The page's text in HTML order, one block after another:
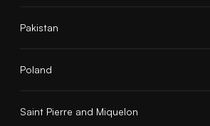
Pakistan
Poland
Saint Pierre and Miquelon